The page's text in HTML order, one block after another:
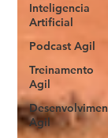
Inteligencia
Artificial
Podcast Agil
Treinamento
Agil
Agil